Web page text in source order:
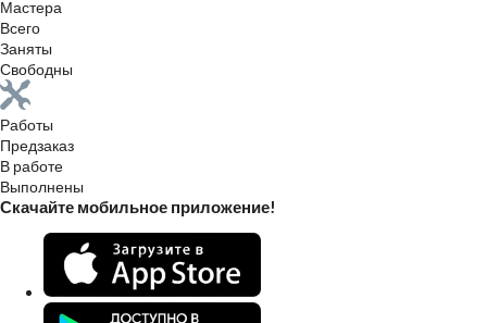
Мастера
Всего
Заняты
Свободны
Работы
Предзаказ
В работе
Выполнены
Скачайте мобильное приложение!